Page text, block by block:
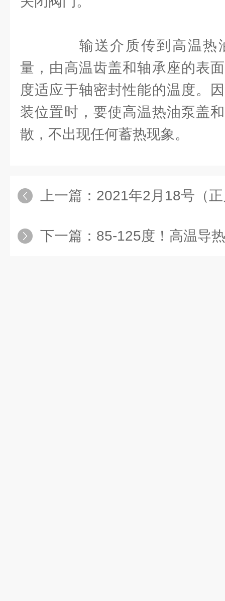
输送介质传到高温热
量，由高温齿盖和轴承座的表
度适应于轴密封性能的温度。
装位置时，要使高温热油泵盖
散，不出现任何蓄热现象。
上一篇： 2021年2月18号（
下一篇： 85-125度！高温导热油